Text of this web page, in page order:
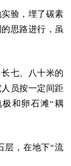
验，埋了碳素
思路进行，虽
七、八十米的
员按一定间距
和卵石滩“耦
层，在地下“流